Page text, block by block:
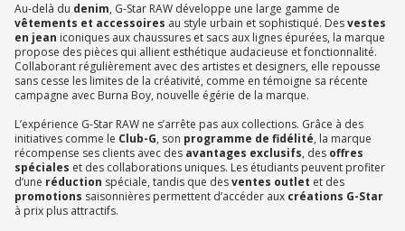
Au-delà du denim, G-Star RAW développe une large gamme de
vêtements et accessoires au style urbain et sophistiqué. Desvestes
en jean iconiques aux chaussures et sacs aux lignes épurées, la marque
propose des pièces qui allient esthétique audacieuse et fonctionnalité.
Collaborant régulièrement avec des artistes et designers, elle repousse
sans cesse les limites de la créativité, comme en témoigne sa récente
campagne avec Burna Boy, nouvelle égérie de la marque.
L’expérience G-Star RAW ne s’arrête pas aux collections. Grâce à des
initiatives comme le Club-G, son programme de fidélité, la marque
récompense ses clients avec des avantages exclusifs, des offres
spéciales et des collaborations uniques. Les étudiants peuvent profiter
d’une réduction spéciale, tandis que desventes outlet et des
promotions saisonnières permettent d’accéder aux créations G-Star
à prix plus attractifs.